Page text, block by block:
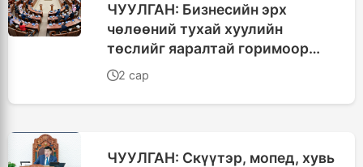
ЧУУЛГАН: Бизнесийн эрх
чөлөөний тухай хуулийн
төслийг яаралтай горимоор
хэлэлцэхийг дэмжив
2 сар
ЧУУЛГАН: Скүүтэр, мопед, хувь